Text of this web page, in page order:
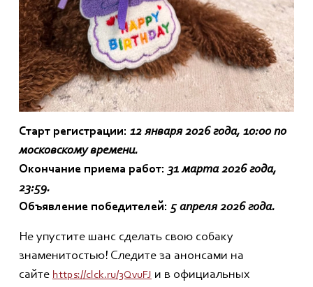
Старт регистрации: 12 января 2026 года, 10:00 по
московскому времени.
Окончание приема работ: 31 марта 2026 года,
23:59.
Объявление победителей: 5 апреля 2026 года.
Не упустите шанс сделать свою собаку
знаменитостью! Следите за анонсами на
сайте https://clck.ru/3QvuFJ и в официальных